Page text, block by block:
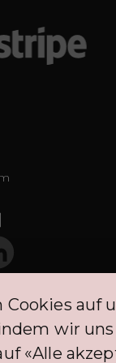
die PLIM
Cookies auf
wir
«Alle